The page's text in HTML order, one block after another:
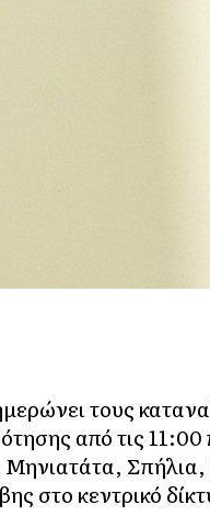
τους
από τις 11:00
στο κεντρικό